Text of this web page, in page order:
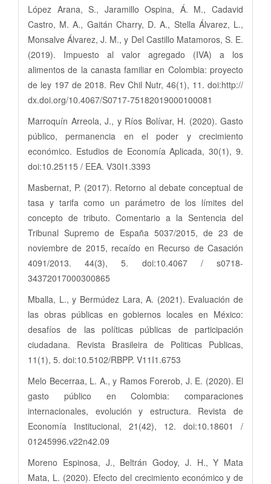
López Arana, S., Jaramillo Ospina, Á. M., Cadavid
Castro, M. A., Gaitán Charry, D. A., Stella Álvarez, L.,
Monsalve Álvarez, J. M., y Del Castillo Matamoros, S. E.
(2019). Impuesto al valor agregado (IVA) a los
alimentos de la canasta familiar en Colombia: proyecto
de ley 197 de 2018. Rev Chil Nutr, 46(1), 11. doi:http://
dx.doi.org/10.4067/S0717-75182019000100081
Marroquín Arreola, J., y Ríos Bolívar, H. (2020). Gasto
público, permanencia en el poder y crecimiento
económico. Estudios de Economía Aplicada, 30(1), 9.
doi:10.25115 / EEA. V30I1.3393
Masbernat, P. (2017). Retorno al debate conceptual de
tasa y tarifa como un parámetro de los límites del
concepto de tributo. Comentario a la Sentencia del
Tribunal Supremo de España 5037/2015, de 23 de
noviembre de 2015, recaído en Recurso de Casación
4091/2013. 44(3), 5. doi:10.4067 / s0718-
34372017000300865
Mballa, L., y Bermúdez Lara, A. (2021). Evaluación de
las obras públicas en gobiernos locales en México:
desafíos de las políticas públicas de participación
ciudadana. Revista Brasileira de Politicas Publicas,
11(1), 5. doi:10.5102/RBPP. V11I1.6753
Melo Becerraa, L. A., y Ramos Forerob, J. E. (2020). El
gasto público en Colombia: comparaciones
internacionales, evolución y estructura. Revista de
Economía Institucional, 21(42), 12. doi:10.18601 /
01245996.v22n42.09
Moreno Espinosa, J., Beltrán Godoy, J. H., Y Mata
Mata, L. (2020). Efecto del crecimiento económico y de